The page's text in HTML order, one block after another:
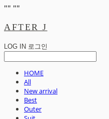
"" ""
AFTER J
LOG IN 로그인
HOME
All
New arrival
Best
Outer